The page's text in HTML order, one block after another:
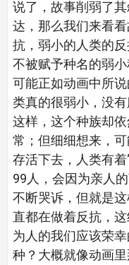
说了，故事削弱了
达，那么我们来看
抗，弱小的人类的反
不被赋予种名的弱
可能正如动画中所
类真的很弱小，没
这样，这个种族却
常；但细细想来，
存活下去，人类有
99人，会因为亲人
不断哭诉，但就是
直都在做着反抗，
为人的我们应该荣
种？大概就像动画